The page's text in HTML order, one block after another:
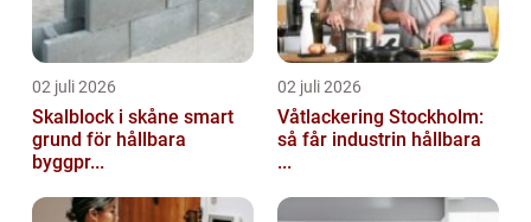
02 juli 2026
Skalblock i skåne smart
grund för hållbara
byggpr...
02 juli 2026
Våtlackering Stockholm:
så får industrin hållbara
...